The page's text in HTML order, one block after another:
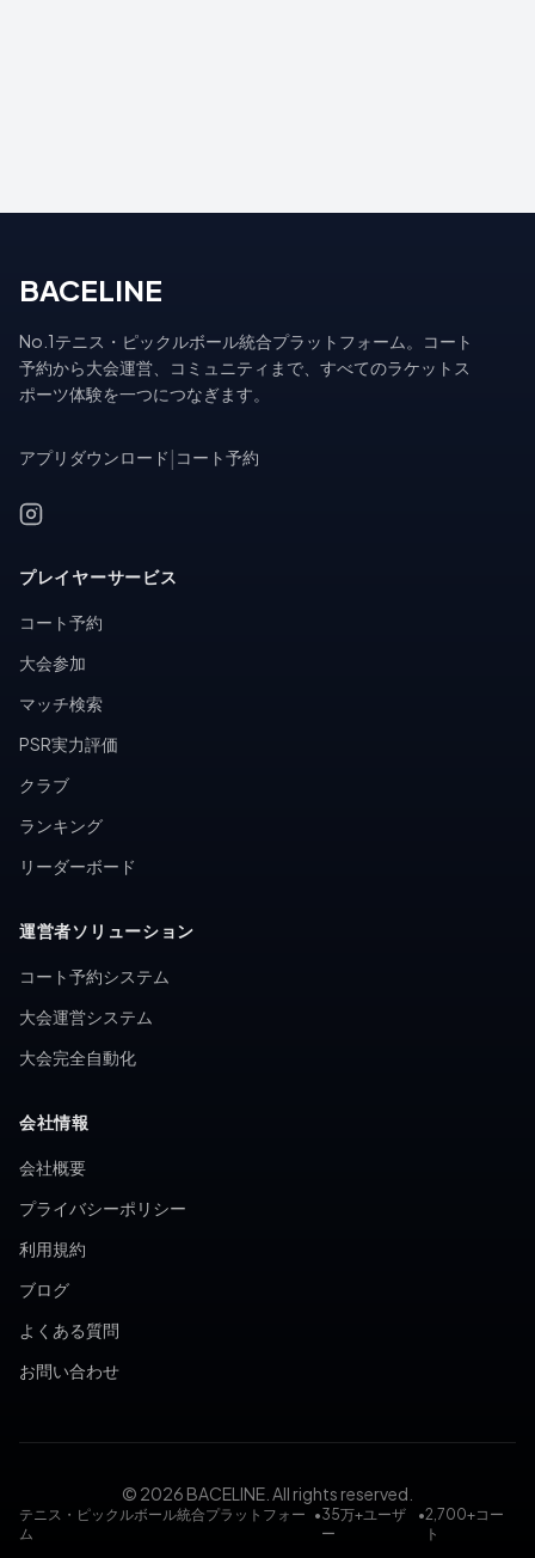
BACELINE
No.1テニス・ピックルボール統合プラットフォーム。コート
予約から大会運営、コミュニティまで、すべてのラケットス
ポーツ体験を一つにつなぎます。
アプリダウンロード コート予約
プレイヤーサービス
コート予約
大会参加
マッチ検索
PSR実力評価
クラブ
ランキング
リーダーボード
運営者ソリューション
コート予約システム
大会運営システム
大会完全自動化
会社情報
会社概要
プライバシーポリシー
利用規約
ブログ
よくある質問
お問い合わせ
© 2026 BACELINE. All rights reserved.
テニス・ピックルボール統合プラットフォー
ム
•35万+ユーザ
ー
•2,700+コー
ト